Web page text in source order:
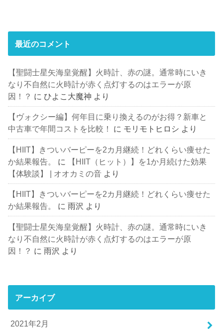
最近のコメント
【聖闘士星矢海皇覚醒】火時計、赤の謎。通常時にいき
なり不自然に火時計が赤く点灯するのはエラーが原
因！？ に ひよこ大魔神 より
【ヴォクシー編】何年目に乗り換えるのがお得？新車と
中古車で年間コストを比較！
に モリモトヒロシ より
【HIIT】きついバーピーを2カ月継続！どれくらい痩せた
か結果報告。
に
【HIIT（ヒット）】を1か月続けた効果
【体験談】 | オオカミの音 より
【HIIT】きついバーピーを2カ月継続！どれくらい痩せた
か結果報告。
に雨沢 より
【聖闘士星矢海皇覚醒】火時計、赤の謎。通常時にいき
なり不自然に火時計が赤く点灯するのはエラーが原
因！？ に雨沢 より
アーカイブ
2021年2月